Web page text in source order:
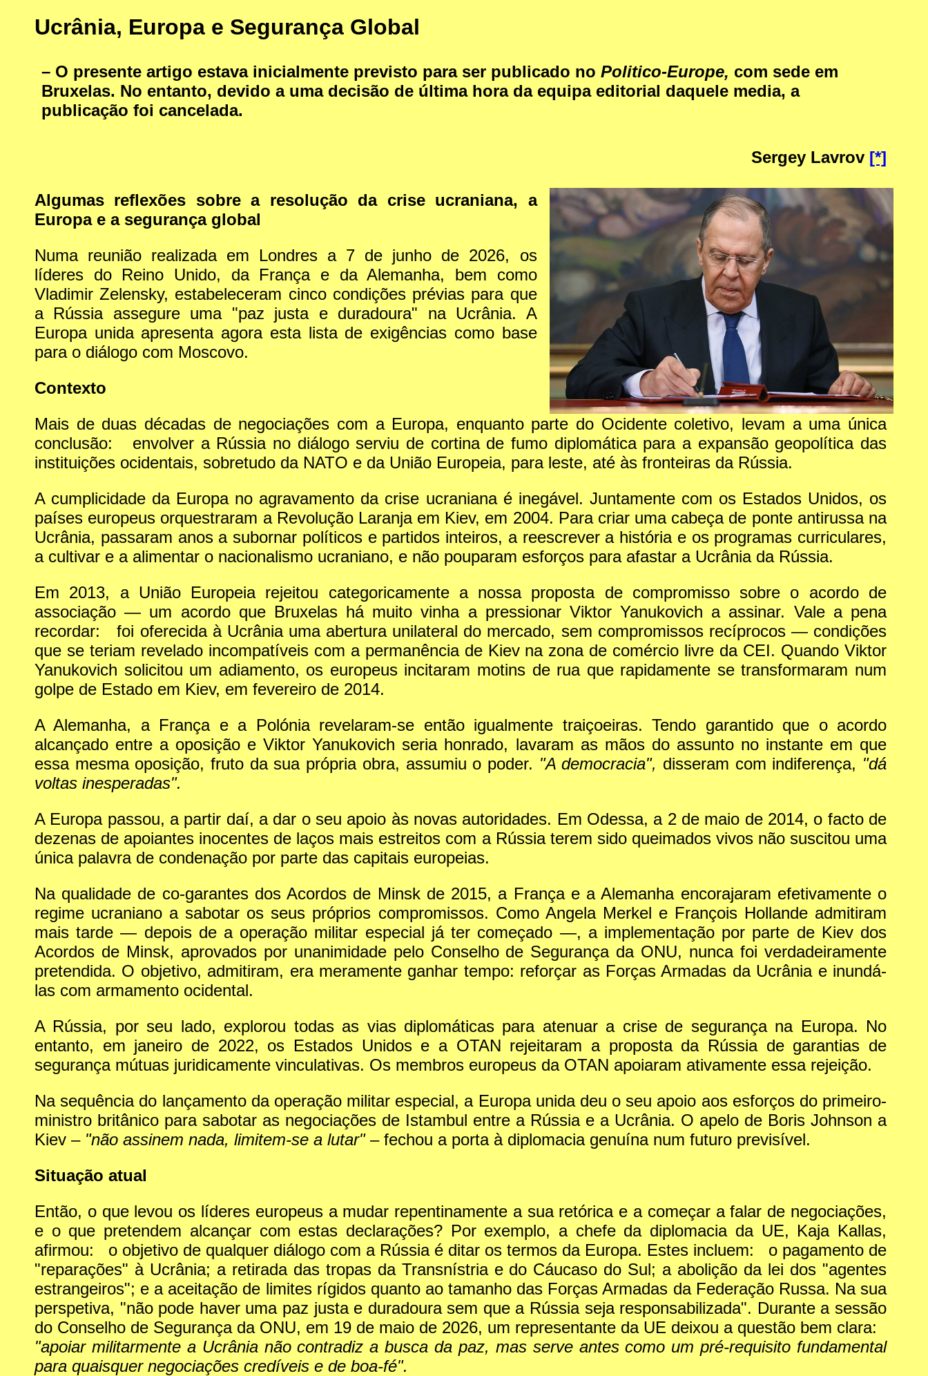
Ucrânia, Europa e Segurança Global
– O presente artigo estava inicialmente previsto para ser publicado no Politico-Europe, com sede em
Bruxelas. No entanto, devido a uma decisão de última hora da equipa editorial daquele media, a
publicação foi cancelada.
Sergey Lavrov [*]
Algumas reflexões sobre a resolução da crise ucraniana, a
Europa e a segurança global
Numa reunião realizada em Londres a 7 de junho de 2026, os
líderes do Reino Unido, da França e da Alemanha, bem como
Vladimir Zelensky, estabeleceram cinco condições prévias para que
a Rússia assegure uma "paz justa e duradoura" na Ucrânia. A
Europa unida apresenta agora esta lista de exigências como base
para o diálogo com Moscovo.
Contexto
Mais de duas décadas de negociações com a Europa, enquanto parte do Ocidente coletivo, levam a uma única
conclusão: envolver a Rússia no diálogo serviu de cortina de fumo diplomática para a expansão geopolítica das
instituições ocidentais, sobretudo da NATO e da União Europeia, para leste, até às fronteiras da Rússia.
A cumplicidade da Europa no agravamento da crise ucraniana é inegável. Juntamente com os Estados Unidos, os
países europeus orquestraram a Revolução Laranja em Kiev, em 2004. Para criar uma cabeça de ponte antirussa na
Ucrânia, passaram anos a subornar políticos e partidos inteiros, a reescrever a história e os programas curriculares,
a cultivar e a alimentar o nacionalismo ucraniano, e não pouparam esforços para afastar a Ucrânia da Rússia.
Em 2013, a União Europeia rejeitou categoricamente a nossa proposta de compromisso sobre o acordo de
associação — um acordo que Bruxelas há muito vinha a pressionar Viktor Yanukovich a assinar. Vale a pena
recordar: foi oferecida à Ucrânia uma abertura unilateral do mercado, sem compromissos recíprocos — condições
que se teriam revelado incompatíveis com a permanência de Kiev na zona de comércio livre da CEI. Quando Viktor
Yanukovich solicitou um adiamento, os europeus incitaram motins de rua que rapidamente se transformaram num
golpe de Estado em Kiev, em fevereiro de 2014.
A Alemanha, a França e a Polónia revelaram-se então igualmente traiçoeiras. Tendo garantido que o acordo
alcançado entre a oposição e Viktor Yanukovich seria honrado, lavaram as mãos do assunto no instante em que
essa mesma oposição, fruto da sua própria obra, assumiu o poder. "A democracia", disseram com indiferença, "dá
voltas inesperadas".
A Europa passou, a partir daí, a dar o seu apoio às novas autoridades. Em Odessa, a 2 de maio de 2014, o facto de
dezenas de apoiantes inocentes de laços mais estreitos com a Rússia terem sido queimados vivos não suscitou uma
única palavra de condenação por parte das capitais europeias.
Na qualidade de co-garantes dos Acordos de Minsk de 2015, a França e a Alemanha encorajaram efetivamente o
regime ucraniano a sabotar os seus próprios compromissos. Como Angela Merkel e François Hollande admitiram
mais tarde — depois de a operação militar especial já ter começado —, a implementação por parte de Kiev dos
Acordos de Minsk, aprovados por unanimidade pelo Conselho de Segurança da ONU, nunca foi verdadeiramente
pretendida. O objetivo, admitiram, era meramente ganhar tempo: reforçar as Forças Armadas da Ucrânia e inundá-
las com armamento ocidental.
A Rússia, por seu lado, explorou todas as vias diplomáticas para atenuar a crise de segurança na Europa. No
entanto, em janeiro de 2022, os Estados Unidos e a OTAN rejeitaram a proposta da Rússia de garantias de
segurança mútuas juridicamente vinculativas. Os membros europeus da OTAN apoiaram ativamente essa rejeição.
Na sequência do lançamento da operação militar especial, a Europa unida deu o seu apoio aos esforços do primeiro-
ministro britânico para sabotar as negociações de Istambul entre a Rússia e a Ucrânia. O apelo de Boris Johnson a
Kiev – "não assinem nada, limitem-se a lutar"– fechou a porta à diplomacia genuína num futuro previsível.
Situação atual
Então, o que levou os líderes europeus a mudar repentinamente a sua retórica e a começar a falar de negociações,
e o que pretendem alcançar com estas declarações? Por exemplo, a chefe da diplomacia da UE, Kaja Kallas,
afirmou: o objetivo de qualquer diálogo com a Rússia é ditar os termos da Europa. Estes incluem: o pagamento de
"reparações" à Ucrânia; a retirada das tropas da Transnístria e do Cáucaso do Sul; a abolição da lei dos "agentes
estrangeiros"; e a aceitação de limites rígidos quanto ao tamanho das Forças Armadas da Federação Russa. Na sua
perspetiva, "não pode haver uma paz justa e duradoura sem que a Rússia seja responsabilizada". Durante a sessão
do Conselho de Segurança da ONU, em 19 de maio de 2026, um representante da UE deixou a questão bem clara:
"apoiar militarmente a Ucrânia não contradiz a busca da paz, mas serve antes como um pré-requisito fundamental
para quaisquer negociações credíveis e de boa-fé".